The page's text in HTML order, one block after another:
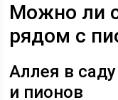
Можно ли
рядом с
Аллея в
и пионов